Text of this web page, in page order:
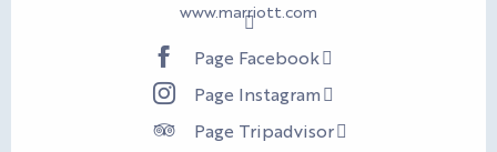
www.marriott.com
Page Facebook
Page Instagram
Page Tripadvisor